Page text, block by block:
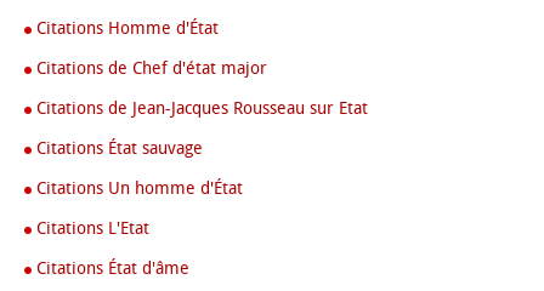
Citations Homme d'État
Citations de Chef d'état major
Citations de Jean-Jacques Rousseau sur Etat
Citations État sauvage
Citations Un homme d'État
Citations L'Etat
Citations État d'âme